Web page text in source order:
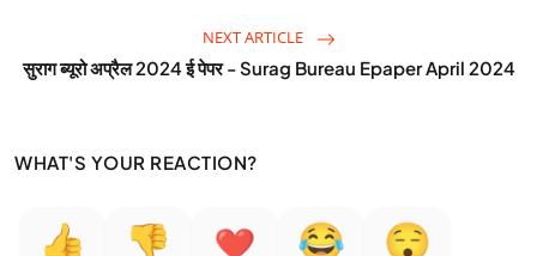
NEXT ARTICLE
सुराग ब्यूरो अप्रैल 2024 ई पेपर - Surag Bureau Epaper April 2024
WHAT'S YOUR REACTION?